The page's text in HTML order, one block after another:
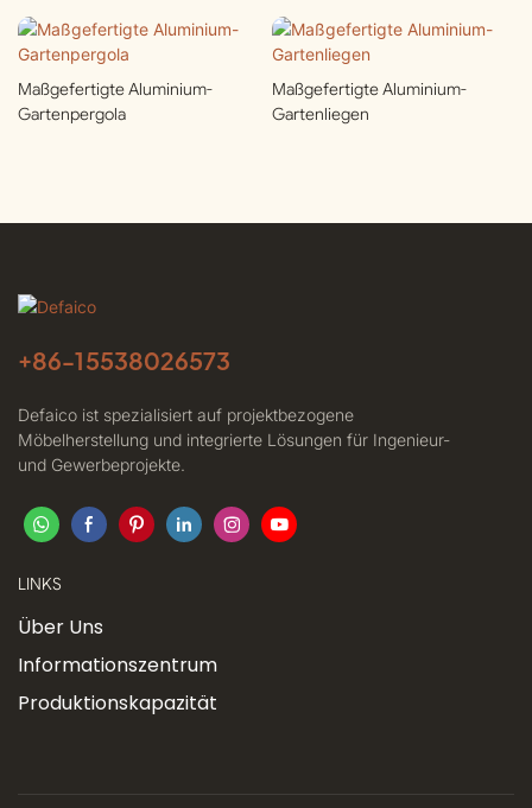
Maßgefertigte Aluminium-
Gartenpergola
Maßgefertigte Aluminium-
Gartenliegen
+86-15538026573
Defaico ist spezialisiert auf projektbezogene
Möbelherstellung und integrierte Lösungen für Ingenieur-
und Gewerbeprojekte.
LINKS
Über Uns
Informationszentrum
Produktionskapazität